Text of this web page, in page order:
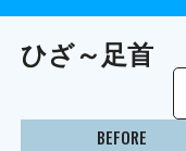
ひざ～足首
BEFORE